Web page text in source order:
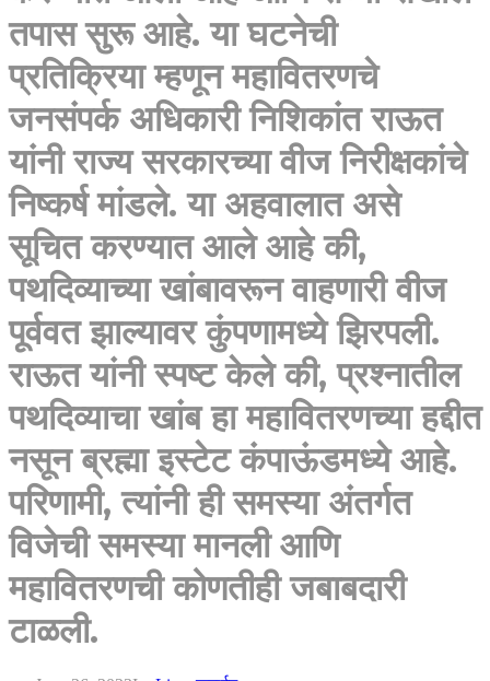
तपास सुरू आहे. या घटनेची
प्रतिक्रिया म्हणून महावितरणचे
जनसंपर्क अधिकारी निशिकांत राऊत
यांनी राज्य सरकारच्या वीज निरीक्षकांचे
निष्कर्ष मांडले. या अहवालात असे
सूचित करण्यात आले आहे की,
पथदिव्याच्या खांबावरून वाहणारी वीज
पूर्ववत झाल्यावर कुंपणामध्ये झिरपली.
राऊत यांनी स्पष्ट केले की, प्रश्नातील
पथदिव्याचा खांब हा महावितरणच्या हद्दीत
नसून ब्रह्मा इस्टेट कंपाऊंडमध्ये आहे.
परिणामी, त्यांनी ही समस्या अंतर्गत
विजेची समस्या मानली आणि
महावितरणची कोणतीही जबाबदारी
टाळली.